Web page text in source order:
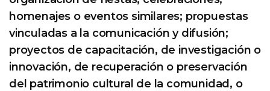
homenajes o eventos similares; propuestas
vinculadas a la comunicación y difusión;
proyectos de capacitación, de investigación o
innovación, de recuperación o preservación
del patrimonio cultural de la comunidad, o